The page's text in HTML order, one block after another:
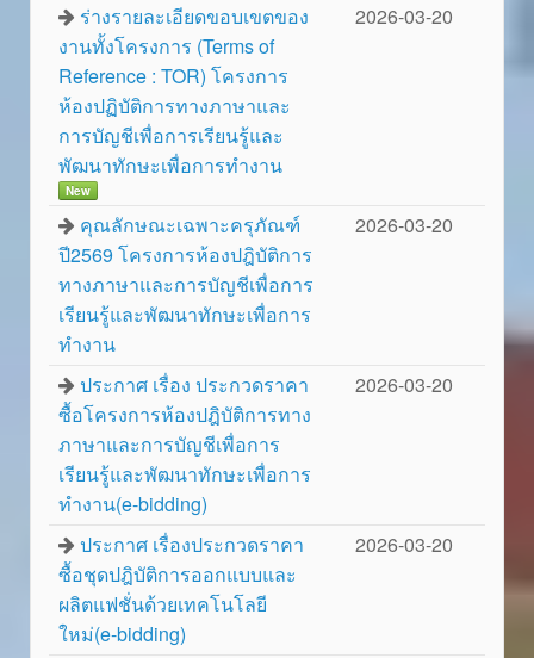
ร่างรายละเอียดขอบเขตของ
งานทั้งโครงการ (Terms of
Reference : TOR) โครงการ
ห้องปฏิบัติการทางภาษาและ
การบัญชีเพื่อการเรียนรู้และ
พัฒนาทักษะเพื่อการทำงาน
New
2026-03-20
คุณลักษณะเฉพาะครุภัณฑ์
ปี2569 โครงการห้องปฎิบัติการ
ทางภาษาและการบัญชีเพื่อการ
เรียนรู้และพัฒนาทักษะเพื่อการ
ทำงาน
2026-03-20
ประกาศ เรื่อง ประกวดราคา
ซื้อโครงการห้องปฎิบัติการทาง
ภาษาและการบัญชีเพื่อการ
เรียนรู้และพัฒนาทักษะเพื่อการ
ทำงาน(e-bidding)
2026-03-20
ประกาศ เรื่องประกวดราคา
ซื้อชุดปฎิบัติการออกแบบและ
ผลิตแฟชั่นด้วยเทคโนโลยี
ใหม่(e-bidding)
2026-03-20